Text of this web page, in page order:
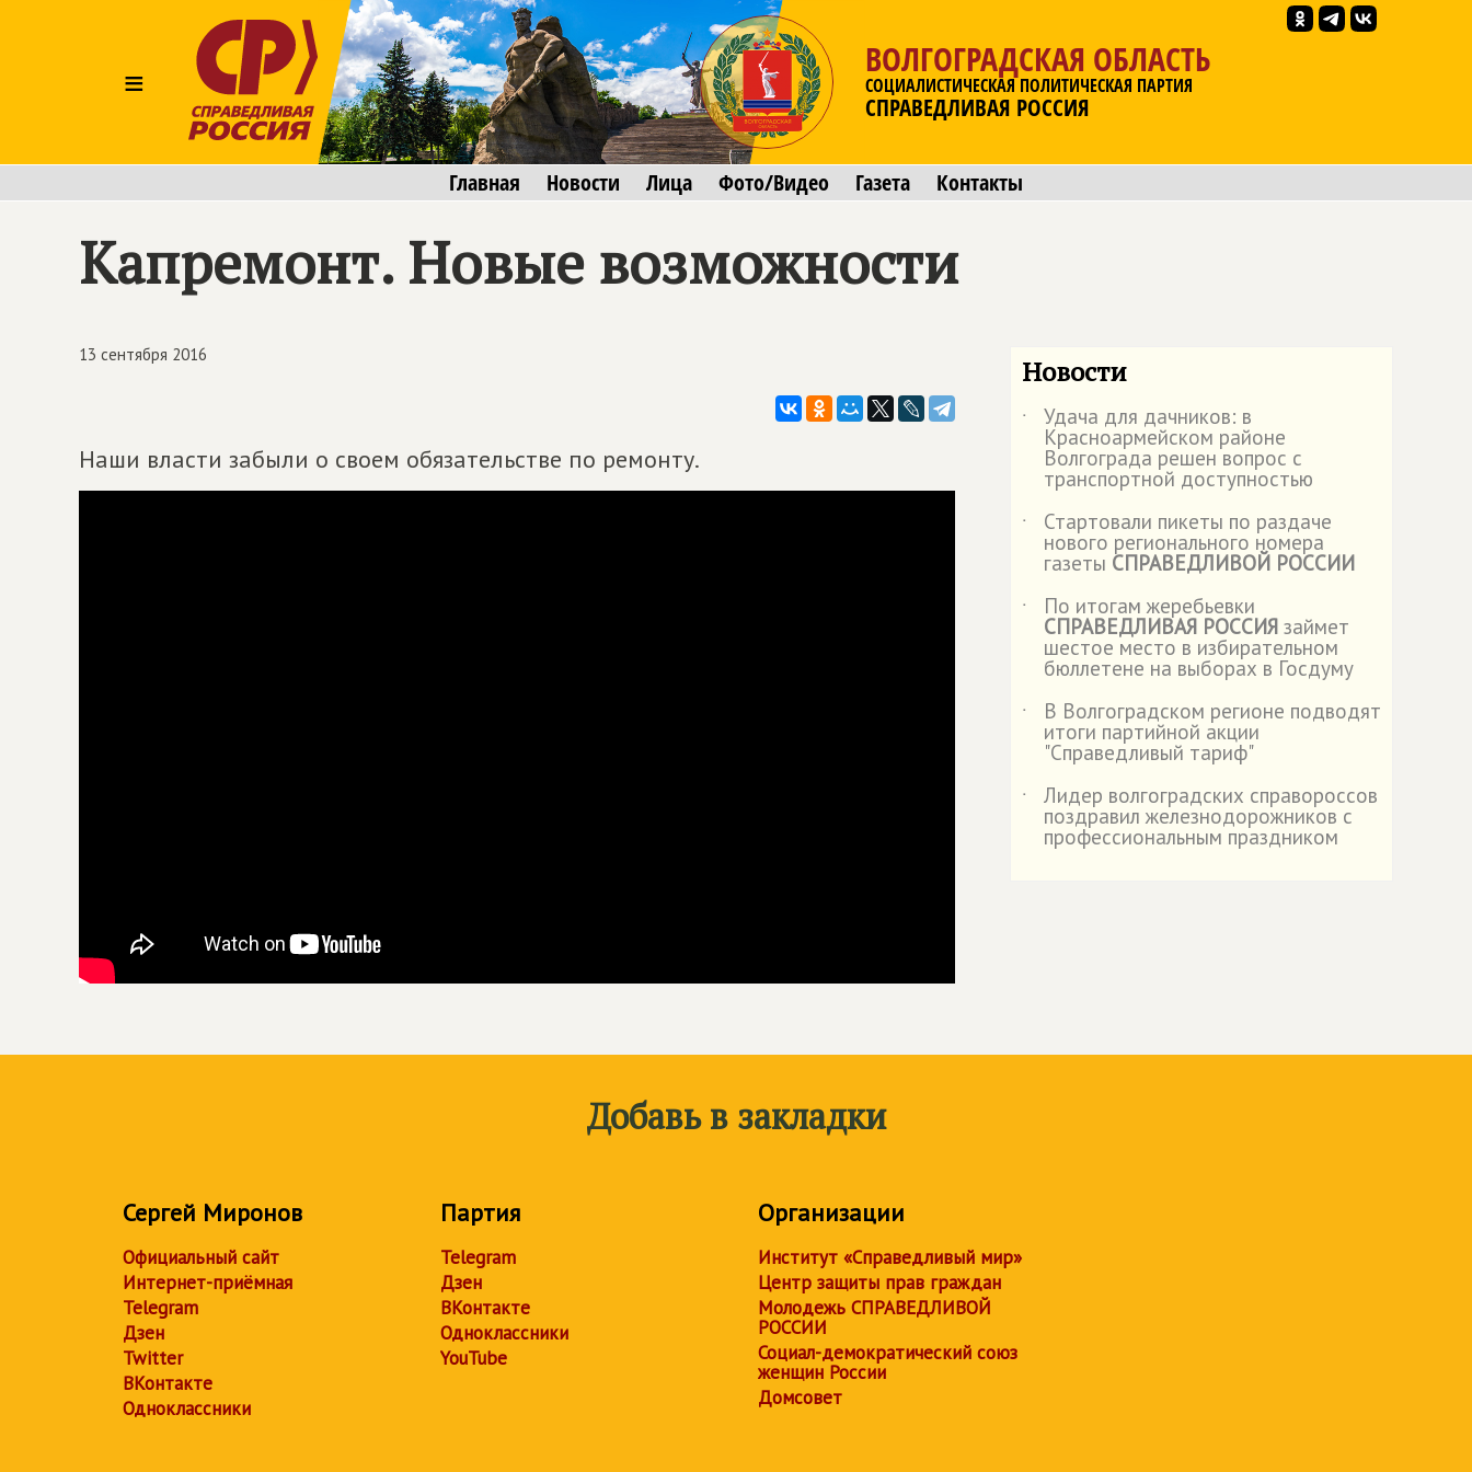
≡
ВОЛГОГРАДСКАЯ ОБЛАСТЬ
СОЦИАЛИСТИЧЕСКАЯ ПОЛИТИЧЕСКАЯ ПАРТИЯ
СПРАВЕДЛИВАЯ РОССИЯ
Главная Новости Лица Фото/Видео Газета Контакты
Капремонт. Новые возможности
13 сентября 2016
Наши власти забыли о своем обязательстве по ремонту.
Новости
˙ Удача для дачников: в
Красноармейском районе
Волгограда решен вопрос с
транспортной доступностью
˙
Стартовали пикеты по раздаче
нового регионального номера
газеты СПРАВЕДЛИВОЙ РОССИИ
˙
По итогам жеребьевки
СПРАВЕДЛИВАЯ РОССИЯ займет
шестое место в избирательном
бюллетене на выборах в Госдуму
˙
В Волгоградском регионе подводят
итоги партийной акции
"Справедливый тариф"
˙
Лидер волгоградских справороссов
поздравил железнодорожников с
профессиональным праздником
Добавь в закладки
Сергей Миронов
Официальный сайт
Интернет-приёмная
Telegram
Дзен
Twitter
ВКонтакте
Одноклассники
Партия
Telegram
Дзен
ВКонтакте
Одноклассники
YouTube
Организации
Институт «Справедливый мир»
Центр защиты прав граждан
Молодежь СПРАВЕДЛИВОЙ
РОССИИ
Социал-демократический союз
женщин России
Домсовет